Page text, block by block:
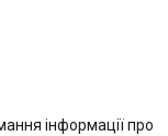
інформації про